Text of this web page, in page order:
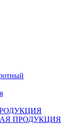
ПРОДУКЦИЯ